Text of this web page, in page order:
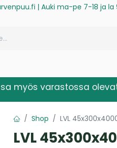
| Auki ma-pe 7-18 ja la
myös varastossa
Shop LVL
LVL